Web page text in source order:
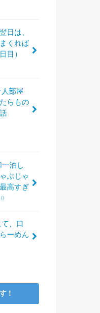
日は、
くれば
目）
部屋
らもの
泊し
ぶじゃ
高すぎ
、口
ーめん
！